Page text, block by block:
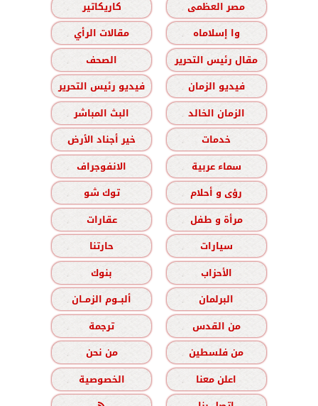
مصر العظمى
كاريكاتير
وا إسلاماه
مقالات الرأي
مقال رئيس التحرير
الصحف
فيديو الزمان
فيديو رئيس التحرير
الزمان الخالد
البث المباشر
خدمات
خير أجناد الأرض
سماء عربية
الانفوجراف
رؤى و أحلام
توك شو
مرأة و طفل
عقارات
سيارات
حارتنا
الأحزاب
بنوك
البرلمان
ألبــوم الزمــان
من القدس
ترجمة
من فلسطين
من نحن
اعلن معنا
الخصوصية